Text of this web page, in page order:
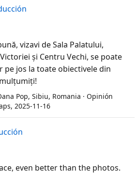
vizavi de Sala Palatului,
și Centru Vechi, se poate
pe jos la toate obiectivele din
Pop, Sibiu, Romania · Opinión
2025-11-16
even better than the photos.